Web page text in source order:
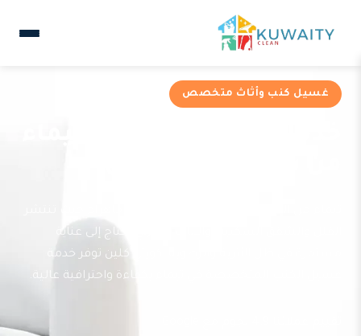
غسيل كنب وأثاث متخصص
الفلل والشقق السكنية، والأثاث المنزلي يحتاج إلى عناية
مستمرة في ظل الأتربة والرطوبة. كويتي كلين توفر خدمة
غسيل الكنب المتخصصة في تيماء بكفاءة واحترافية عالية.